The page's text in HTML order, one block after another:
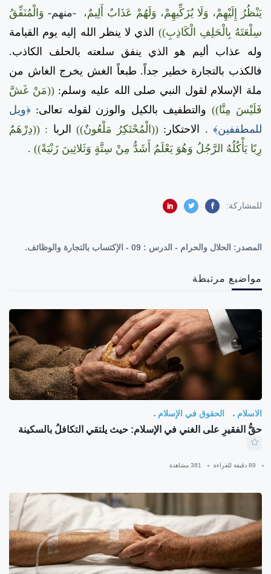
يَنْظُرُ إِلَيْهِمْ، وَلَا يُزَكِّيهِمْ، وَلَهُمْ عَذَابٌ أَلِيمٌ،
-منهم- وَالْمُنَفِّقُ
سِلْعَتَهُ بِالْحَلِفِ الْكَاذِبِ)) الذي لا ينظر الله إليه يوم القيامة
وله عذاب أليم هو الذي ينفق سلعته بالحلف الكاذب.
فالكذب بالتجارة خطير جداً. طبعاً الغش يخرج الغاش من
ملة الإسلام لقول النبي صلى الله عليه وسلم:((مَنْ غَشَّ
فَلَيْسَ مِنَّا)) والتطفيف بالكيل والوزن لقوله تعالى: ﴿ويل
للمطففين﴾ . الاحتكار: ((الْمُحْتَكِرُ مَلْعُونٌ)) الربا : ((دِرْهَمٌ
رِبًا يَأْكُلُهُ الرَّجُلُ وَهُوَ يَعْلَمُ أَشَدُّ مِنْ سِتَّةٍ وَثَلاثِينَ زَنْيَةً)) .
للمشاركة:
المصدر: الحلال والحرام - الدرس : 09 - الإكتساب بالتجارة والوظائف.
مواضيع مرتبطة
الاسلام الحقوق في الإسلام
حقُّ الفقيرِ على الغني في الإسلام: حيث يلتقي التكافلُ بالسكينة
89 دقيقة للقراءة 381 مشاهدة